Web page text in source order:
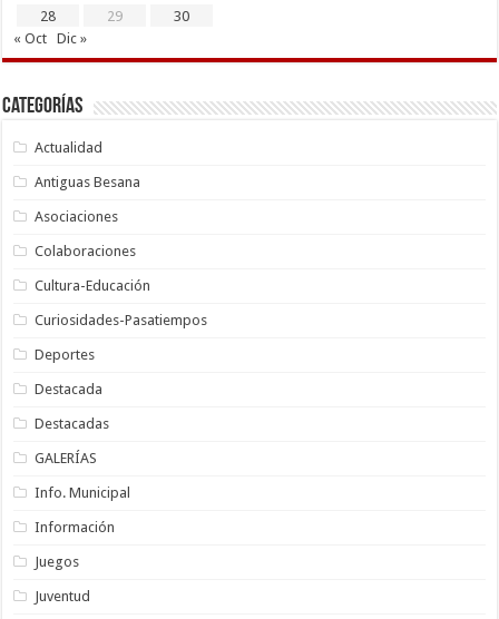
28
29
30
« Oct
Dic »
Categorías
Actualidad
Antiguas Besana
Asociaciones
Colaboraciones
Cultura-Educación
Curiosidades-Pasatiempos
Deportes
Destacada
Destacadas
GALERÍAS
Info. Municipal
Información
Juegos
Juventud